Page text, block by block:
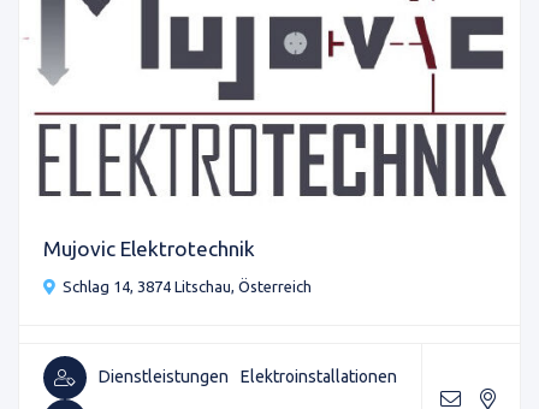
Mujovic Elektrotechnik
Schlag 14, 3874 Litschau, Österreich
Dienstleistungen Elektroinstallationen